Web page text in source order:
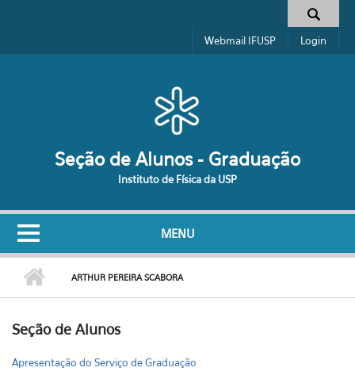
Formulário de busca
Webmail IFUSP Login
Seção de Alunos - Graduação
Instituto de Física da USP
MENU
ARTHUR PEREIRA SCABORA
Seção de Alunos
Apresentação do Serviço de Graduação